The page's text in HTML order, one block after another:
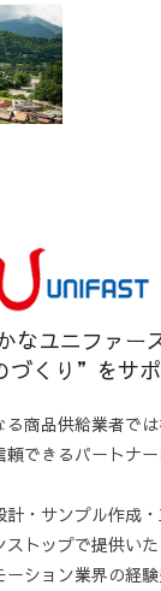
なユニファー
くり”をサポ
商品供給業者では
頼できるパートナ
計・サンプル作成
トップで提供いた
ション業界の経